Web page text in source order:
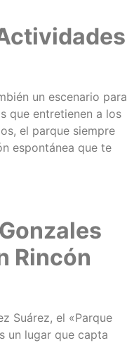
un escenario para
que entretienen a los
el parque siempre
espontánea que te
Rincón
Suárez, el «Parque
un lugar que capta